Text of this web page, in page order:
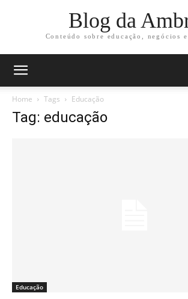
Blog da
Conteúdo sobre educação, negócios
Home Tags Educação
Tag: educação
Educação